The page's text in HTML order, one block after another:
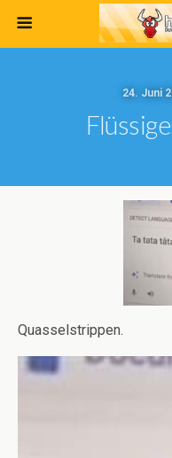
24. Juni
Quasselstrippen.
Video-